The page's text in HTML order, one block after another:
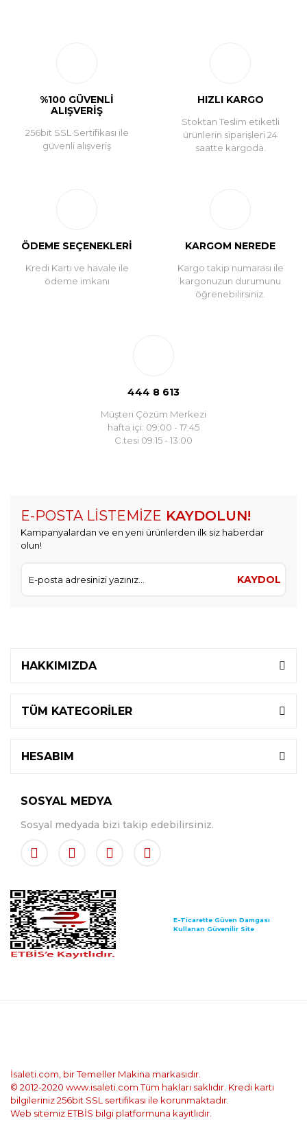
%100 GÜVENLİ
ALIŞVERİŞ
256bit SSL Sertifikası ile
güvenli alışveriş
HIZLI KARGO
Stoktan Teslim etiketli
ürünlerin siparişleri 24
saatte kargoda.
ÖDEME SEÇENEKLERİ
Kredi Kartı ve havale ile
ödeme imkanı
KARGOM NEREDE
Kargo takip numarası ile
kargonuzun durumunu
öğrenebilirsiniz.
444 8 613
Müşteri Çözüm Merkezi
hafta içi: 09:00 - 17:45
C.tesi 09:15 - 13:00
E-POSTA LİSTEMİZE KAYDOLUN!
Kampanyalardan ve en yeni ürünlerden ilk siz haberdar
olun!
KAYDOL
HAKKIMIZDA
TÜM KATEGORİLER
HESABIM
SOSYAL MEDYA
Sosyal medyada bizi takip edebilirsiniz.
E-Ticarette Güven Damgası
Kullanan Güvenilir Site
İsaleti.com, bir Temeller Makina markasıdır.
© 2012-2020 www.isaleti.com Tüm hakları saklıdır. Kredi kartı
bilgileriniz 256bit SSL sertifikası ile korunmaktadır.
Web sitemiz ETBİS bilgi platformuna kayıtlıdır.